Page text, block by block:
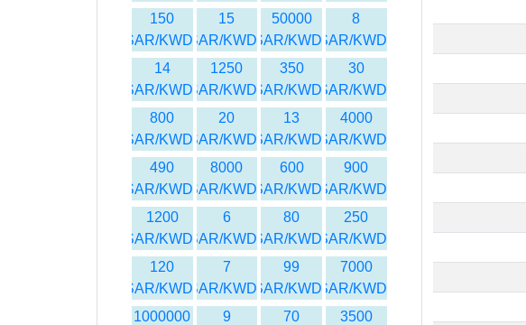
8
SAR/KWD
50000
SAR/KWD
15
SAR/KWD
150
SAR/KWD
30
SAR/KWD
350
SAR/KWD
1250
SAR/KWD
14
SAR/KWD
4000
SAR/KWD
13
SAR/KWD
20
SAR/KWD
800
SAR/KWD
900
SAR/KWD
600
SAR/KWD
8000
SAR/KWD
490
SAR/KWD
250
SAR/KWD
80
SAR/KWD
6
SAR/KWD
1200
SAR/KWD
7000
SAR/KWD
99
SAR/KWD
7
SAR/KWD
120
SAR/KWD
3500
70
9
1000000